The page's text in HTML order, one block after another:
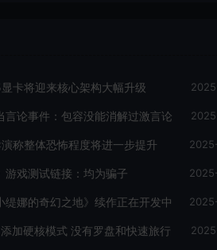
卡将迎来核心架构大幅升级
言论事件：包容没能消解过激言论
演称整体恐怖程度将进一步提升
游戏测试链接：均为骗子
缇娜的奇幻之地》续作正在开发中
添加硬核模式 没有罗盘和快速旅行